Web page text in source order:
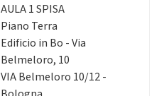
AULA 1 SPISA
Piano Terra
Edificio in Bo - Via
Belmeloro, 10
VIA Belmeloro 10/12 -